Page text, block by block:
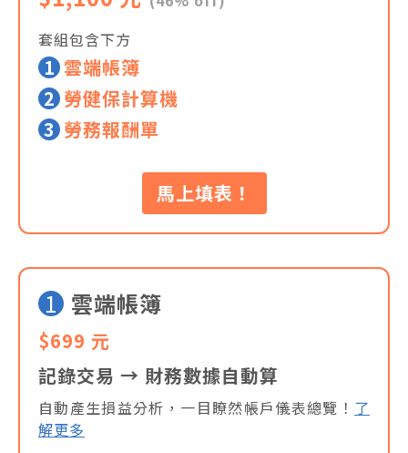
套組包含下方
1 雲端帳簿
2 勞健保計算機
3 勞務報酬單
馬上填表！
1 雲端帳簿
$699 元
記錄交易 → 財務數據自動算
自動產生損益分析，一目瞭然帳戶儀表總覽！ 了
解更多